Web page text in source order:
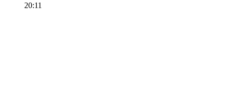
20:11